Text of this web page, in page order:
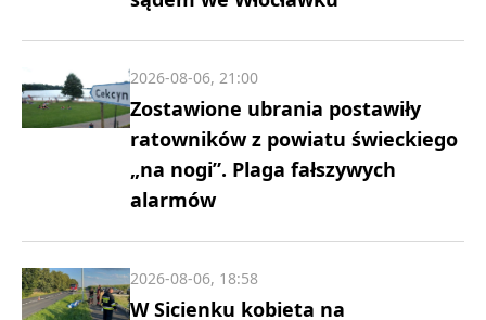
Zostawione ubrania postawiły
ratowników z powiatu świeckiego
„na nogi”. Plaga fałszywych
alarmów
2026-08-06, 21:00
W Sicienku kobieta na
2026-08-06, 18:58